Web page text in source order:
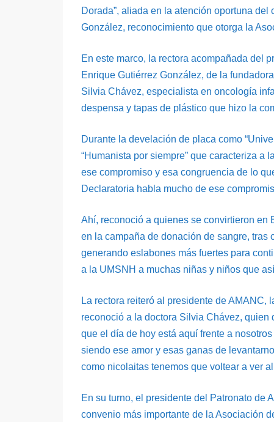
Dorada”, aliada en la atención oportuna
González, reconocimiento que otorga la
En este marco, la rectora acompañada del
Enrique Gutiérrez González, de la
Silvia Chávez, especialista en oncología
despensa y tapas de plástico que hizo la
Durante la develación de placa como
“Humanista por siempre” que caracteriza
ese compromiso y esa congruencia de lo
Declaratoria habla mucho de ese
Ahí, reconoció a quienes se convirtieron en
en la campaña de donación de sangre,
generando eslabones más fuertes para
a la UMSNH a muchas niñas y niños que
La rectora reiteró al presidente de
reconoció a la doctora Silvia Chávez, quien
que el día de hoy está aquí frente a
siendo ese amor y esas ganas de
como nicolaitas tenemos que voltear a ver
En su turno, el presidente del Patronato de
convenio más importante de la Asociación